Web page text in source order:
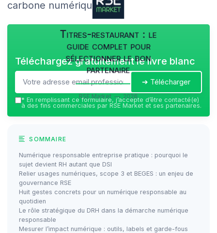
carbone numérique.
Titres-restaurant : le
guide complet pour
sélectionner le bon
partenaire
RSE Market — 2026
Téléchargez gratuitement le livre blanc
➔ Télécharger
* En remplissant ce formulaire, j’accepte d’être contacté(e)
à des fins commerciales par RSE Market et ses partenaires.
SOMMAIRE
Numérique responsable entreprise pratique : pourquoi le
sujet devient RH autant que DSI
Relier usages numériques, scope 3 et BEGES : un enjeu de
gouvernance RSE
Huit gestes concrets pour un numérique responsable au
quotidien
Le rôle stratégique du DRH dans la démarche numérique
responsable
Mesurer l’impact numérique : outils, labels et garde-fous